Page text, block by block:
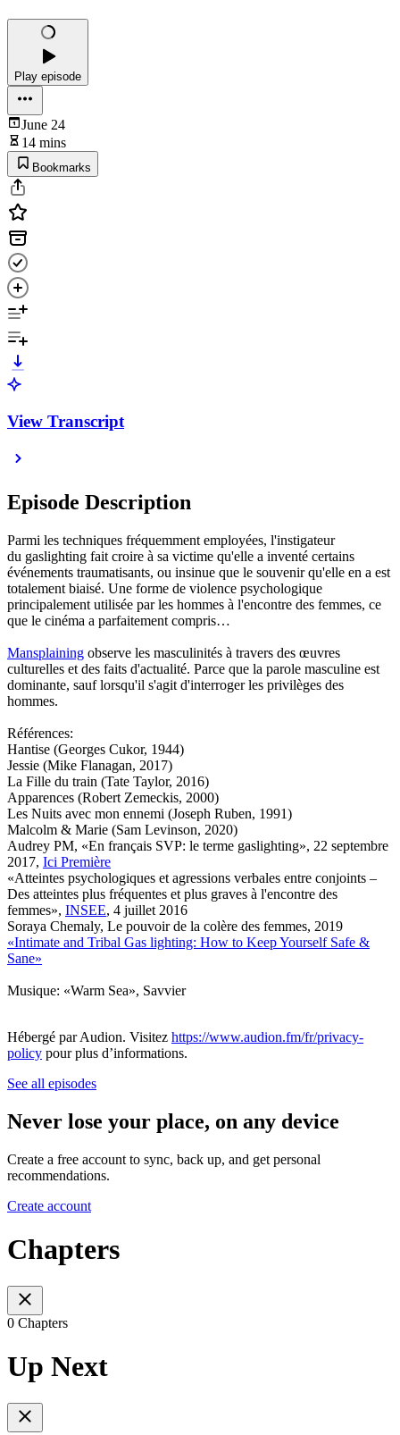
Play episode
June 24
14 mins
Bookmarks
View Transcript
Episode Description
Parmi les techniques fréquemment employées, l'instigateur
du gaslighting fait croire à sa victime qu'elle a inventé certains
événements traumatisants, ou insinue que le souvenir qu'elle en a est
totalement biaisé. Une forme de violence psychologique
principalement utilisée par les hommes à l'encontre des femmes, ce
que le cinéma a parfaitement compris…
Mansplaining observe les masculinités à travers des œuvres
culturelles et des faits d'actualité. Parce que la parole masculine est
dominante, sauf lorsqu'il s'agit d'interroger les privilèges des
hommes.
Références:
Hantise (Georges Cukor, 1944)
Jessie (Mike Flanagan, 2017)
La Fille du train (Tate Taylor, 2016)
Apparences (Robert Zemeckis, 2000)
Les Nuits avec mon ennemi (Joseph Ruben, 1991)
Malcolm & Marie (Sam Levinson, 2020)
Audrey PM, «En français SVP: le terme gaslighting», 22 septembre
2017, Ici Première
«Atteintes psychologiques et agressions verbales entre conjoints –
Des atteintes plus fréquentes et plus graves à l'encontre des
femmes», INSEE, 4 juillet 2016
Soraya Chemaly, Le pouvoir de la colère des femmes, 2019
«Intimate and Tribal Gas lighting: How to Keep Yourself Safe &
Sane»
Musique: «Warm Sea», Savvier
Hébergé par Audion. Visitez https://www.audion.fm/fr/privacy-
policy pour plus d’informations.
See all episodes
Never lose your place, on any device
Create a free account to sync, back up, and get personal
recommendations.
Create account
Chapters
0 Chapters
Up Next